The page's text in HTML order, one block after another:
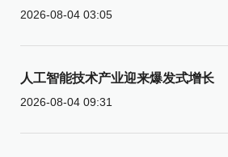
2026-08-04 03:05
人工智能技术产业迎来爆发式增长
2026-08-04 09:31